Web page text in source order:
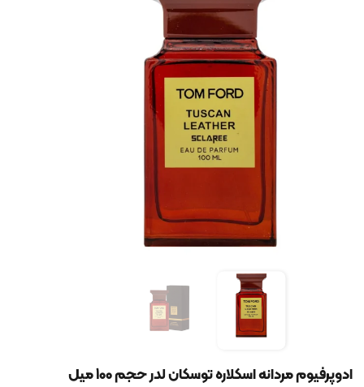
ادوپرفیوم مردانه اسکلاره توسکان لدر حجم 100 میل